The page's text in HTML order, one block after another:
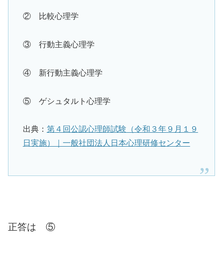
② 比較心理学
③ 行動主義心理学
④ 新行動主義心理学
⑤ ゲシュタルト心理学
出典： 第４回公認心理師試験（令和３年９月１９
日実施）｜一般社団法人日本心理研修センター
正答は ⑤